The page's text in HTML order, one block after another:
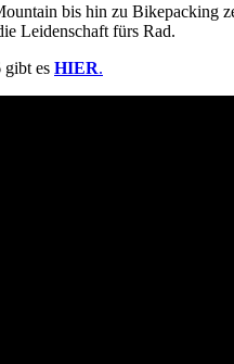
bis hin zu Bikepacking
Leidenschaft fürs Rad.
es HIER.